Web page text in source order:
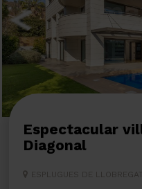
Espectacular villa en Ciutat
Diagonal
ESPLUGUES DE LLOBREGAT